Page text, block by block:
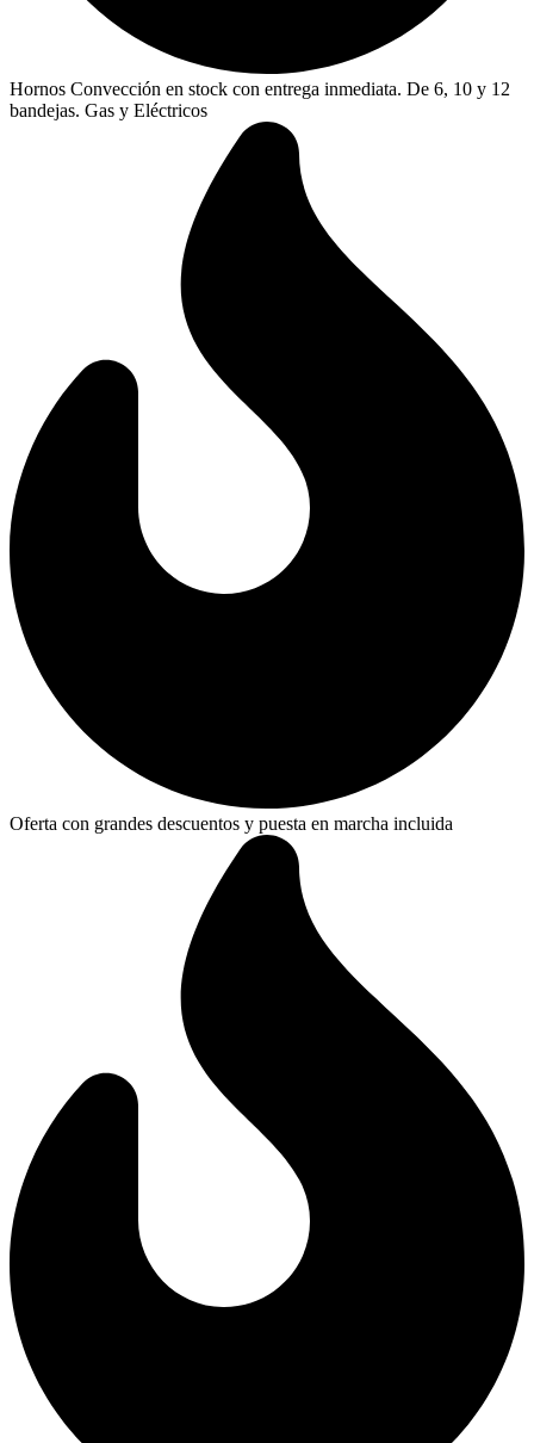
Hornos Convección en stock con entrega inmediata. De 6, 10 y 12
bandejas. Gas y Eléctricos
Oferta con grandes descuentos y puesta en marcha incluida